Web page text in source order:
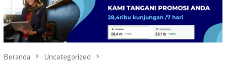
Beranda Uncategorized